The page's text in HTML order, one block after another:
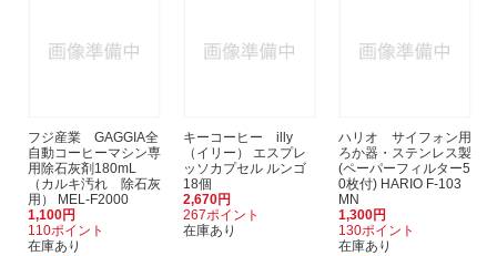
フジ産業 GAGGIA全
自動コーヒーマシン専
用除石灰剤180mL
（カルキ汚れ 除石灰
用） MEL-F2000
1,100円
110ポイント
在庫あり
キーコーヒー illy
（イリー） エスプレ
ッソカプセル ルンゴ
18個
2,670円
267ポイント
在庫あり
ハリオ サイフォン用
ろか器・ステンレス製
(ペーパーフィルター5
0枚付) HARIO F-103
MN
1,300円
130ポイント
在庫あり